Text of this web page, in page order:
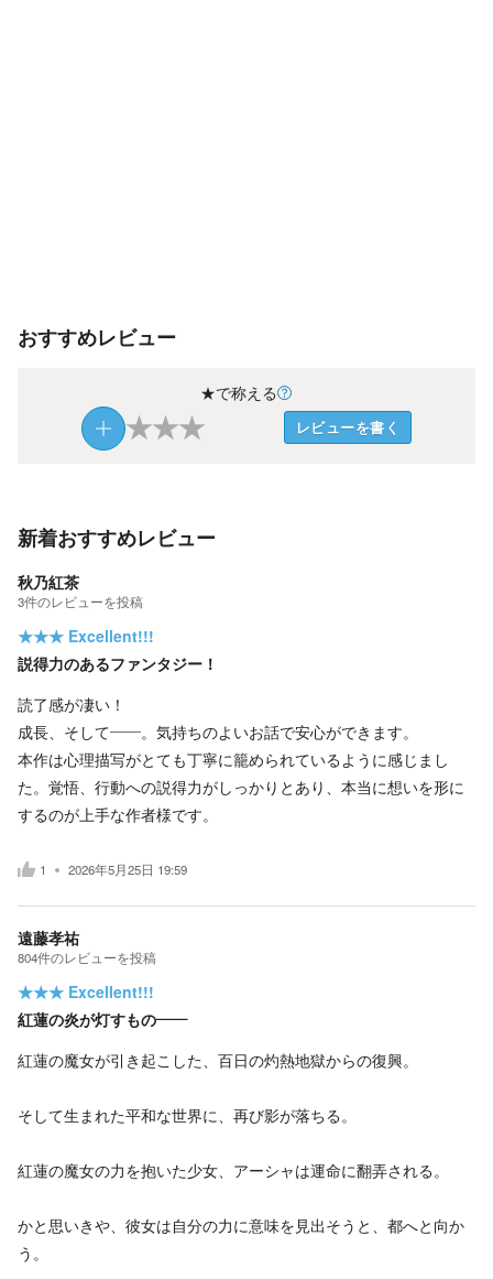
おすすめレビュー
★で称える
★★★ レビューを書く
新着おすすめレビュー
秋乃紅茶
3件のレビューを投稿
★★★ Excellent!!!
説得力のあるファンタジー！
読了感が凄い！
成長、そして――。気持ちのよいお話で安心ができます。
本作は心理描写がとても丁寧に籠められているように感じまし
た。覚悟、行動への説得力がしっかりとあり、本当に想いを形に
するのが上手な作者様です。
1 2026年5月25日 19:59
遠藤孝祐
804件のレビューを投稿
★★★ Excellent!!!
紅蓮の炎が灯すもの――
紅蓮の魔女が引き起こした、百日の灼熱地獄からの復興。
そして生まれた平和な世界に、再び影が落ちる。
紅蓮の魔女の力を抱いた少女、アーシャは運命に翻弄される。
かと思いきや、彼女は自分の力に意味を見出そうと、都へと向か
う。